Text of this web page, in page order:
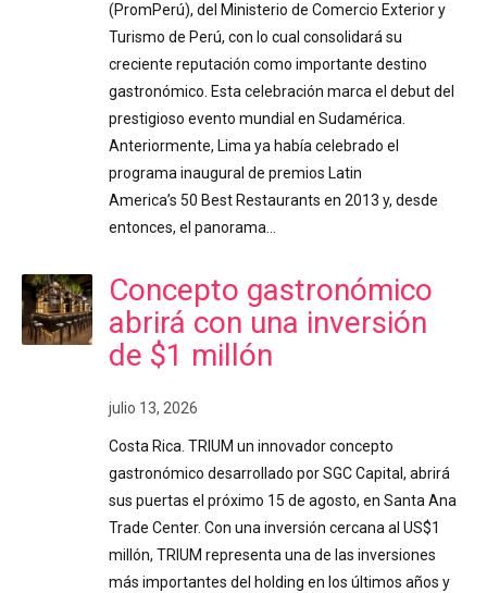
(PromPerú), del Ministerio de Comercio Exterior y
Turismo de Perú, con lo cual consolidará su
creciente reputación como importante destino
gastronómico. Esta celebración marca el debut del
prestigioso evento mundial en Sudamérica.
Anteriormente, Lima ya había celebrado el
programa inaugural de premios Latin
America’s 50 Best Restaurants en 2013 y, desde
entonces, el panorama…
Concepto gastronómico
abrirá con una inversión
de $1 millón
julio 13, 2026
Costa Rica. TRIUM un innovador concepto
gastronómico desarrollado por SGC Capital, abrirá
sus puertas el próximo 15 de agosto, en Santa Ana
Trade Center. Con una inversión cercana al US$1
millón, TRIUM representa una de las inversiones
más importantes del holding en los últimos años y